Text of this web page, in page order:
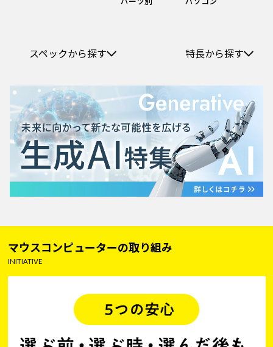
スペックから探す 特長から探す
マウスコンピューターの取り組み
INITIATIVE